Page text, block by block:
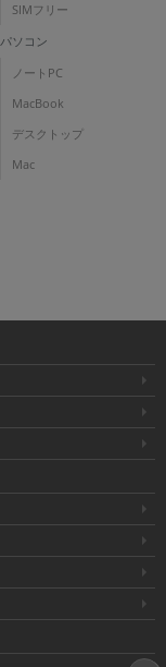
SIMフリー
パソコン
ノートPC
MacBook
デスクトップ
Mac